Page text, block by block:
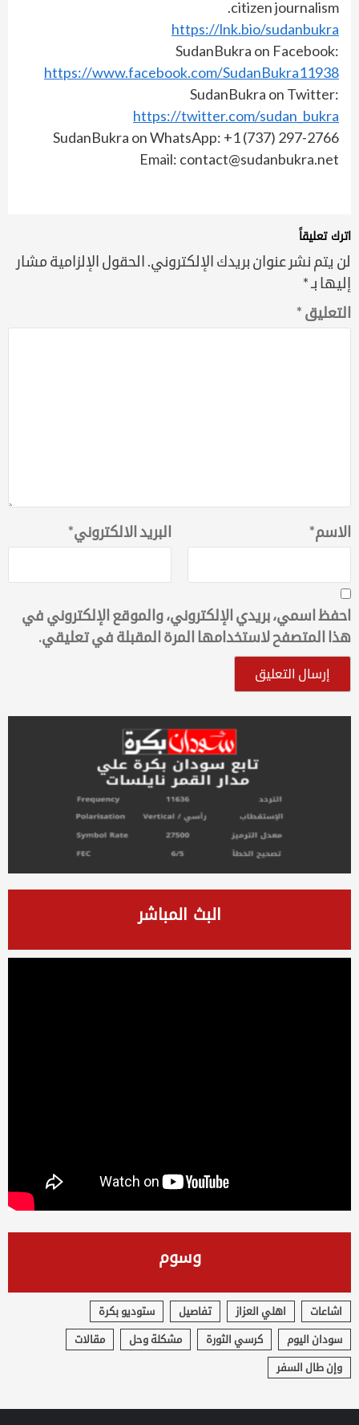
citizen journalism.
https://lnk.bio/sudanbukra
SudanBukra on Facebook:
https://www.facebook.com/SudanBukra11938
SudanBukra on Twitter:
https://twitter.com/sudan_bukra
SudanBukra on WhatsApp: +1 (737) 297-2766
Email: contact@sudanbukra.net
اترك تعليقاً
لن يتم نشر عنوان بريدك الإلكتروني. الحقول الإلزامية مشار
إليها بـ*
التعليق *
الاسم* البريد الالكتروني*
احفظ اسمي، بريدي الإلكتروني، والموقع الإلكتروني في
هذا المتصفح لاستخدامها المرة المقبلة في تعليقي.
البث المباشر
وسوم
اشاعات اهلي العزاز تفاصيل ستوديو بكرة
سودان اليوم كرسي الثورة مشكلة وحل مقالات
وإن طال السفر